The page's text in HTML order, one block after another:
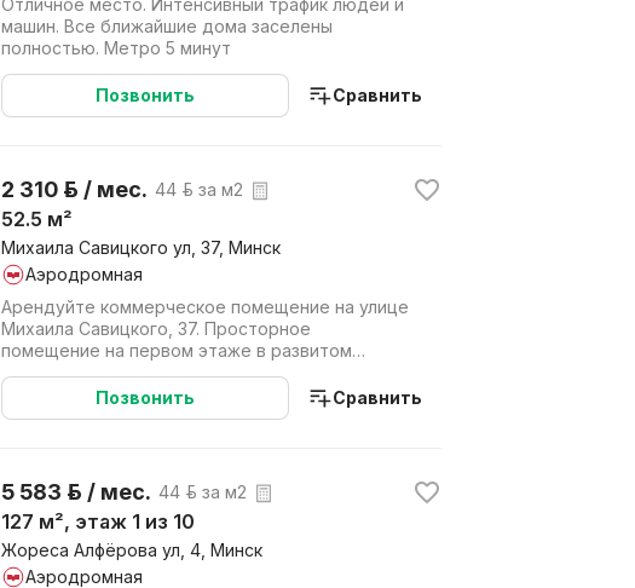
Отличное место. Интенсивный трафик людей и
машин. Все ближайшие дома заселены
полностью. Метро 5 минут
Позвонить Сравнить
2 310 р. / мес. 44 р. за м2
52.5 м²
Михаила Савицкого ул, 37, Минск
Аэродромная
Арендуйте коммерческое помещение на улице
Михаила Савицкого, 37. Просторное
помещение на первом этаже в развитом
районе Минска. Основные характеристик...
Позвонить
Сравнить
5 583 р. / мес. 44 р. за м2
127 м², этаж 1 из 10
Жореса Алфёрова ул, 4, Минск
Аэродромная